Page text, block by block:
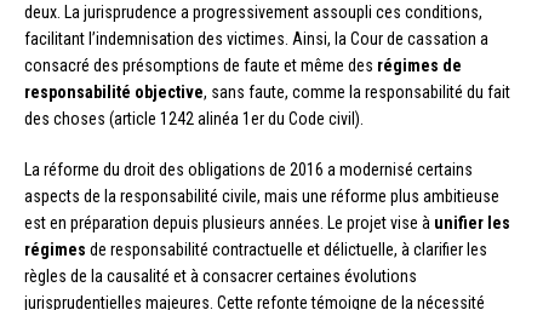
deux. La jurisprudence a progressivement assoupli ces conditions,
facilitant l’indemnisation des victimes. Ainsi, la Cour de cassation a
consacré des présomptions de faute et même des régimes de
responsabilité objective, sans faute, comme la responsabilité du fait
des choses (article 1242 alinéa 1er du Code civil).
La réforme du droit des obligations de 2016 a modernisé certains
aspects de la responsabilité civile, mais une réforme plus ambitieuse
est en préparation depuis plusieurs années. Le projet vise à unifier les
régimes de responsabilité contractuelle et délictuelle, à clarifier les
règles de la causalité et à consacrer certaines évolutions
jurisprudentielles majeures. Cette refonte témoigne de la nécessité